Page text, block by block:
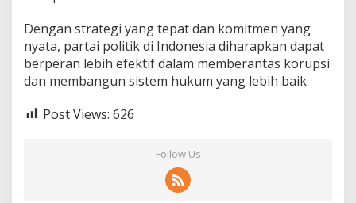
Dengan strategi yang tepat dan komitmen yang
nyata, partai politik di Indonesia diharapkan dapat
berperan lebih efektif dalam memberantas korupsi
dan membangun sistem hukum yang lebih baik.
Post Views: 626
Follow Us